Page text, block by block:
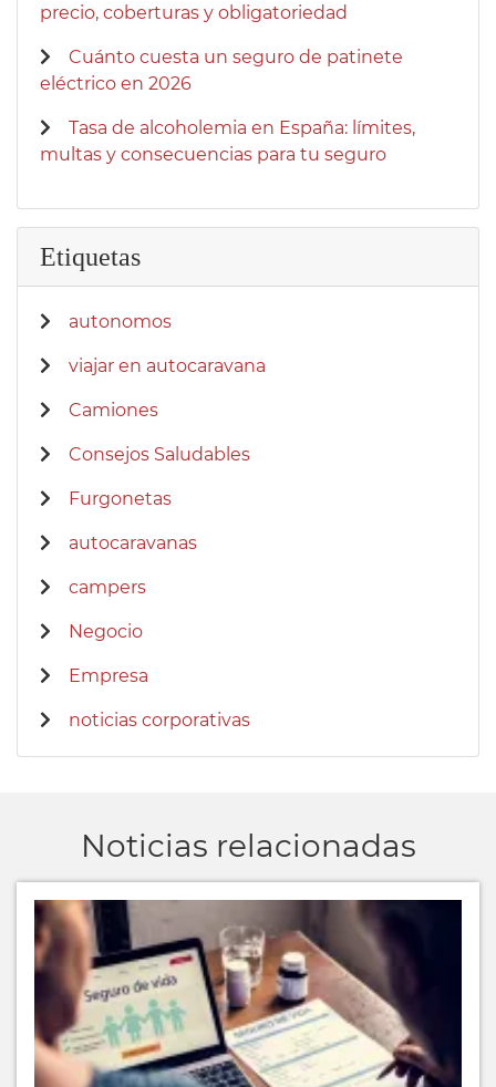
precio, coberturas y obligatoriedad
Cuánto cuesta un seguro de patinete
eléctrico en 2026
Tasa de alcoholemia en España: límites,
multas y consecuencias para tu seguro
Etiquetas
autonomos
viajar en autocaravana
Camiones
Consejos Saludables
Furgonetas
autocaravanas
campers
Negocio
Empresa
noticias corporativas
Noticias relacionadas